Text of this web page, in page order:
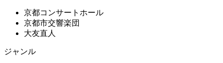
京都コンサートホール
京都市交響楽団
大友直人
ジャンル